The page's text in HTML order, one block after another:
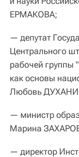
ЕРМАКОВА;
— депутат
Центрального
рабочей группы
как основы
Любовь
— министр
Марина
— директор